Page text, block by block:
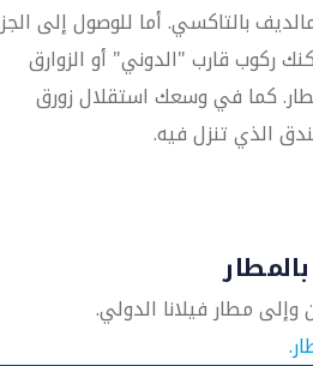
بالتاكسي. أما للوصول إلى
ركوب قارب "الدوني" أو الزوارق
كما في وسعك استقلال زورق
الذي تنزل فيه.
مطار فيلانا الدولي.